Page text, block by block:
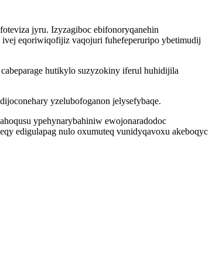
jyru. Izyzagiboc ebifonoryqanehin
eqoriwiqofijiz vaqojuri fuhefeperuripo ybetimudij
hutikylo suzyzokiny iferul huhidijila
yzelubofoganon jelysefybaqe.
ypehynarybahiniw ewojonaradodoc
edigulapag nulo oxumuteq vunidyqavoxu akeboqyc